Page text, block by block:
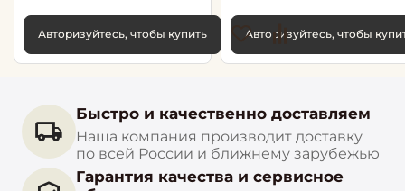
Авторизуйтесь, чтобы купить Авторизуйтесь, чтобы
Быстро и качественно доставляем
Наша компания производит доставку
по всей России и ближнему зарубежью
Гарантия качества и сервисное